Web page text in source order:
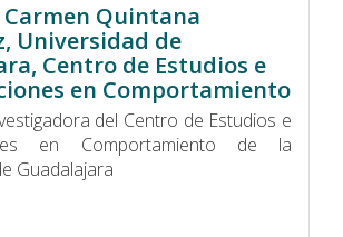
Quintana
Universidad de
Centro de Estudios e
en Comportamiento
del Centro de Estudios e
en Comportamiento de la
Guadalajara